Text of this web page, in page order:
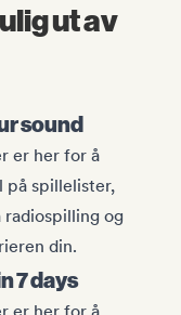
ut av
sound
er her for å
på spillelister,
radiospilling og
din.
7 days